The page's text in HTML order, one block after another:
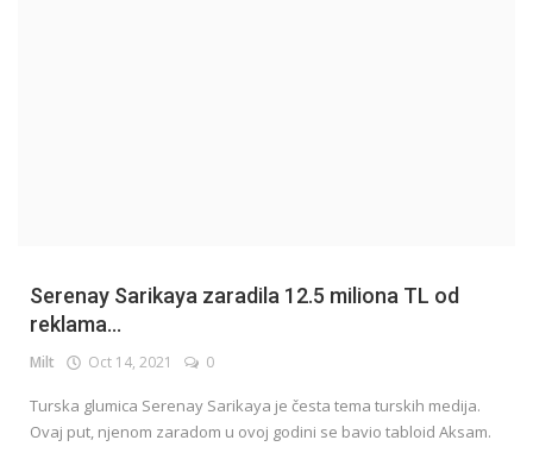
Serenay Sarikaya zaradila 12.5 miliona TL od
reklama...
Milt Oct 14, 2021 0
Turska glumica Serenay Sarikaya je česta tema turskih medija.
Ovaj put, njenom zaradom u ovoj godini se bavio tabloid Aksam.